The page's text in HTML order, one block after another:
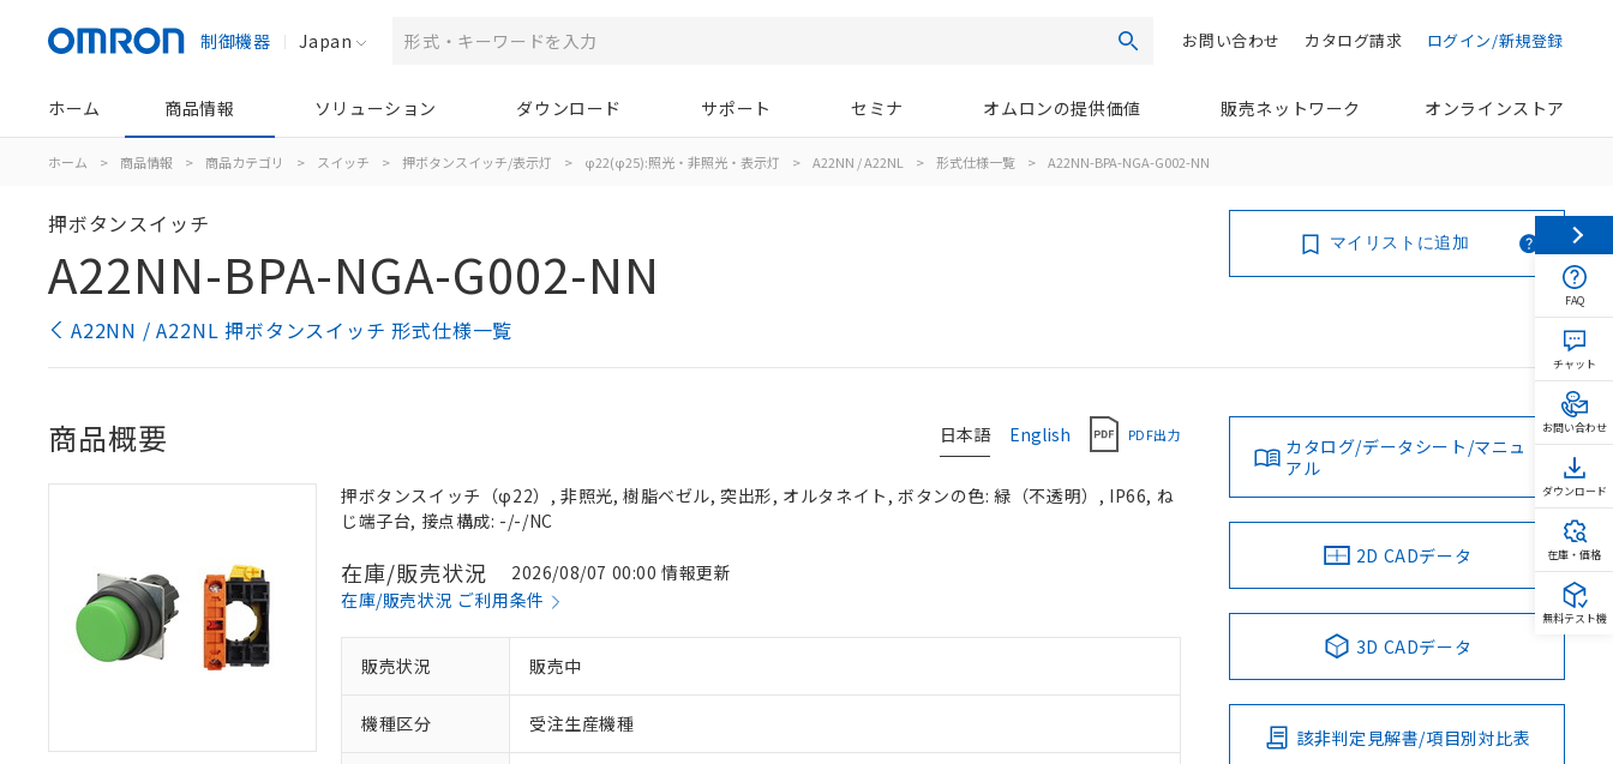
制御機器 Japan 検索 ログイン/新規登録
カタログ請求
お問い合わせ
ホーム 商品情報 ソリューション ダウンロード サポート セミナ オムロンの提供価値 販売ネットワーク オンラインストア
ホーム > 商品情報 > 商品カテゴリ > スイッチ > 押ボタンスイッチ/表示灯 > φ22(φ25):照光・非照光・表示灯 > A22NN / A22NL > 形式仕様一覧 > A22NN-BPA-NGA-G002-NN
押ボタンスイッチ
A22NN-BPA-NGA-G002-NN
A22NN / A22NL 押ボタンスイッチ 形式仕様一覧
マイリストに追加
日本語 English PDF出力
商品概要
押ボタンスイッチ（φ22）, 非照光, 樹脂ベゼル, 突出形, オルタネイト, ボタンの色: 緑（不透明）, IP66, ね
じ端子台, 接点構成: -/-/NC
在庫/販売状況
2026/08/07 00:00 情報更新
在庫/販売状況 ご利用条件
販売状況 販売中
機種区分 受注生産機種
カタログ/データシート/マニュ
アル
2D CADデータ
3D CADデータ
該非判定見解書/項目別対比表
FAQ
チャット
お問い合わせ
ダウンロード
在庫・価格
無料テスト機